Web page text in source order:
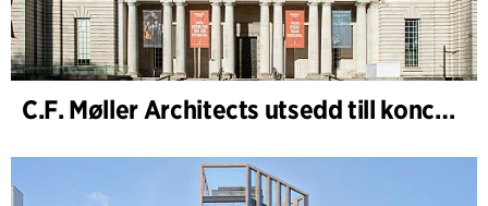
C.F. Møller Architects utsedd till konceptarkitekt för projektet National Museum Cardiff